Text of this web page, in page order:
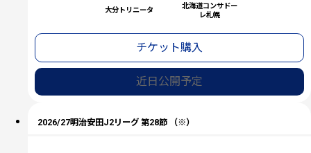
大分トリニータ
北海道コンサドー
レ札幌
チケット購入
近日公開予定
2026/27明治安田J2リーグ 第28節 （※）